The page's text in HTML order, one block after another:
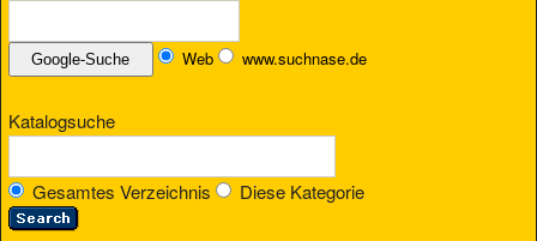
Web www.suchnase.de
Katalogsuche
Gesamtes Verzeichnis Diese Kategorie